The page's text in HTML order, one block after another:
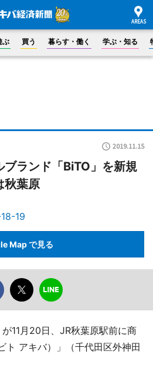
ぶ 買う 暮らす・働く 学ぶ・知る
2019.11.15
ブランド「BiTO」を新規
葉原
19
Map で見る
11月20日、JR秋葉原駅前に商
ト アキバ）」（千代田区外神田